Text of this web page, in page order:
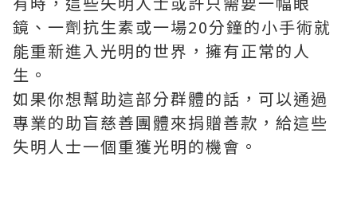
鏡、一劑抗生素或一場20分鐘的小手術就
能重新進入光明的世界，擁有正常的人
生。
如果你想幫助這部分群體的話，可以通過
專業的助盲慈善團體來捐贈善款，給這些
失明人士一個重獲光明的機會。